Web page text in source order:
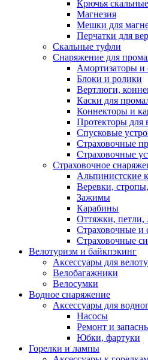
Крючья
Магнезия
Мешки для
Перчатки для
Скальные туфли
Снаряжение для
Амортизаторы и
Блоки и ролики
Вертлюги,
Каски для
Коннекторы и
Протекторы для
Спусковые
Страховочные
Страховочные
Страховочное
Альпинистские
Веревки,
Зажимы
Карабины
Оттяжки, петли,
Страховочные и
Страховочные
Велотуризм и байкпэкинг
Аксессуары для
Велобагажники
Велосумки
Водное снаряжение
Аксессуары для
Насосы
Ремонт и
Юбки, фартуки
Горелки и лампы